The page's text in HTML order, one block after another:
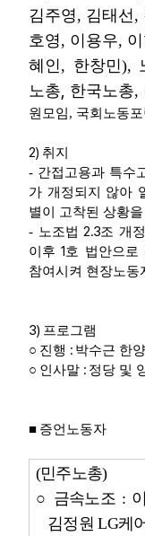
김주영, 김태선 ,
호영, 이용우,
혜인 , 한창민),
노총 한국노총,
원모임, 국회노동포
2) 취지
- 간접고용과 특수
가 개정되지 않아
별이 고착된 상황
- 노조법2.3조 개
이후1호 법안으로
참여시켜 현장노동
3) 프로그램
○ 진행 : 박수근 한
○ 인사말 : 정당 및
■ 증언노동자
(민주노총)
○ 금속노조 :
김정원LG케